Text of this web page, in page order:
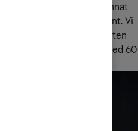
Sverige och har bland annat
med drygt 140 procent. Vi
vårt 4G-nät, där kapaciteten
antalet basstationer med 60